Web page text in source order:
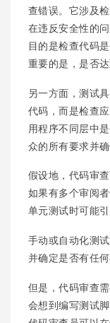
查错误。它涉及
在违反安全性的
目的是检查代码
重要的是，是否达
另一方面，测试
代码，而是检查
用程序不同层中
众的所有要求并
假设地，代码审
如果有多个审阅
单元测试时可能
手动或自动化测
并确定是否有任何
但是，代码审查
会想到编写测试